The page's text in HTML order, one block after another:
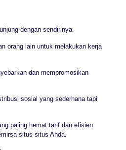
dengan sendirinya.
orang lain untuk melakukan kerja
dan mempromosikan
sosial yang sederhana tapi
paling hemat tarif dan efisien
situs situs Anda.